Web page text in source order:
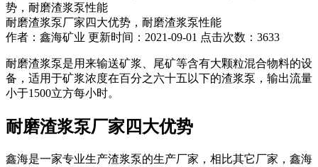
势，耐磨渣浆泵性能
耐磨渣浆泵厂家四大优势，耐磨渣浆泵性能
作者：鑫海矿业 更新时间：2021-09-01 点击次数：3633
耐磨渣浆泵是用来输送矿浆、尾矿等含有大颗粒混合物料的设
备，适用于矿浆浓度在百分之六十五以下的渣浆泵，输出流量
小于1500立方每小时。
耐磨渣浆泵厂家四大优势
鑫海是一家专业生产渣浆泵的生产厂家，相比其它厂家，鑫海